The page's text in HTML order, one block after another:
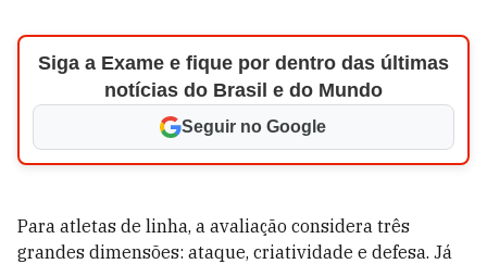
Siga a Exame e fique por dentro das últimas
notícias do Brasil e do Mundo
Seguir no Google
Para atletas de linha, a avaliação considera três
grandes dimensões: ataque, criatividade e defesa. Já